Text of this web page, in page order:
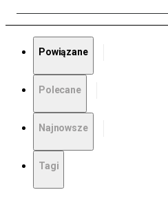
Powiązane
Polecane
Najnowsze
Tagi